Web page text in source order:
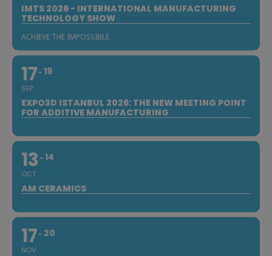
IMTS 2026 - INTERNATIONAL MANUFACTURING
TECHNOLOGY SHOW
ACHIEVE THE IMPOSSIBLE
17
SEP
19
EXPO3D ISTANBUL 2026: THE NEW MEETING POINT
FOR ADDITIVE MANUFACTURING
13
OCT
14
AM CERAMICS
17
NOV
20